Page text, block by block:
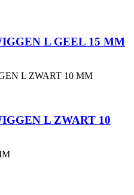
L GEEL 15 MM
L ZWART 10